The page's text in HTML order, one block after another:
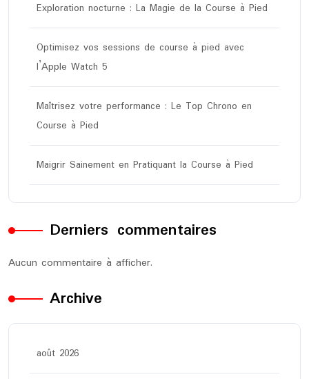
Exploration nocturne : La Magie de la Course à Pied
Optimisez vos sessions de course à pied avec
l’Apple Watch 5
Maîtrisez votre performance : Le Top Chrono en
Course à Pied
Maigrir Sainement en Pratiquant la Course à Pied
Derniers commentaires
Aucun commentaire à afficher.
Archive
août 2026